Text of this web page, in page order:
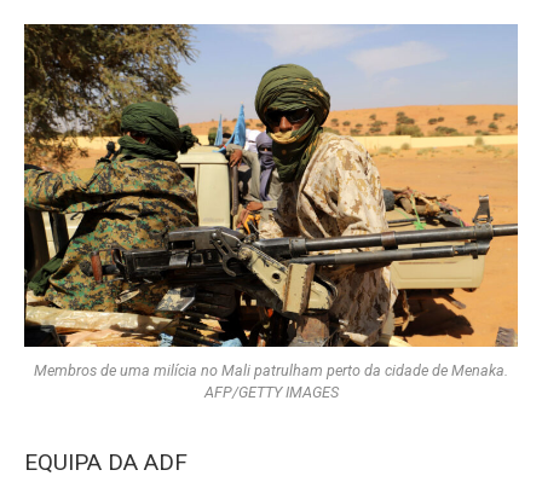
Membros de uma milícia no Mali patrulham perto da cidade de Menaka.
AFP/GETTY IMAGES
EQUIPA DA ADF